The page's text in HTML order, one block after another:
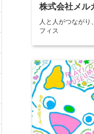
株式会社メル
人と人がつながり
フィス